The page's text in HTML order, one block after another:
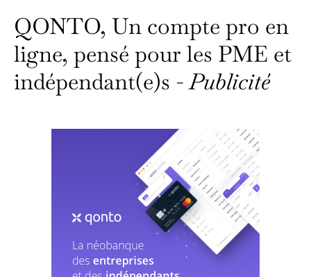
QONTO, Un compte pro en
ligne, pensé pour les PME et
indépendant(e)s -Publicité